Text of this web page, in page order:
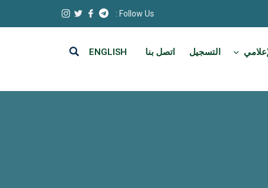
Follow Us :
التسجيل اتصل بنا ENGLISH